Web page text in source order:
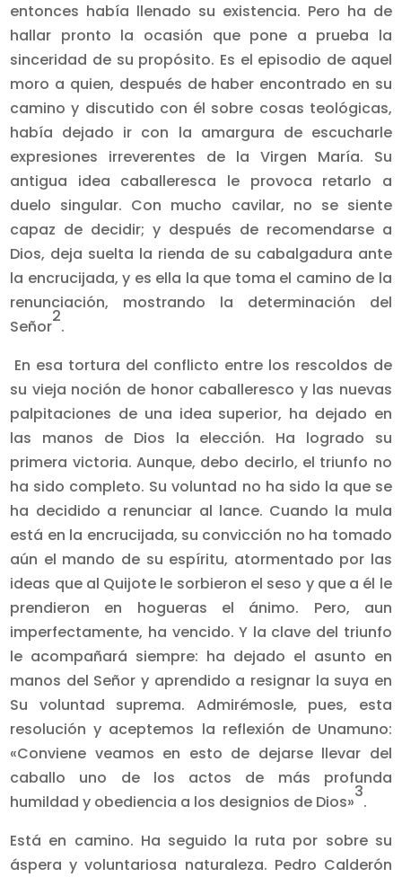
entonces había llenado su existencia. Pero ha de
hallar pronto la ocasión que pone a prueba la
sinceridad de su propósito. Es el episodio de aquel
moro a quien, después de haber encontrado en su
camino y discutido con él sobre cosas teológicas,
había dejado ir con la amargura de escucharle
expresiones irreverentes de la Virgen María. Su
antigua idea caballeresca le provoca retarlo a
duelo singular. Con mucho cavilar, no se siente
capaz de decidir; y después de recomendarse a
Dios, deja suelta la rienda de su cabalgadura ante
la encrucijada, y es ella la que toma el camino de la
renun­ciación, mostrando la determinación del
Señor
2
.
En esa tortura del conflicto entre los rescoldos de
su vieja noción de honor caballeresco y las nuevas
palpitaciones de una idea superior, ha dejado en
las manos de Dios la elección. Ha logrado su
primera victoria. Aunque, debo decirlo, el triunfo no
ha sido completo. Su voluntad no ha sido la que se
ha decidido a renunciar al lance. Cuando la mula
está en la encrucijada, su convicción no ha tomado
aún el mando de su espíritu, atormentado por las
ideas que al Quijote le sorbieron el seso y que a él le
prendieron en hogueras el ánimo. Pero, aun
imperfectamente, ha vencido. Y la clave del triunfo
le acompañará siempre: ha dejado el asunto en
manos del Señor y aprendido a resignar la suya en
Su voluntad suprema. Admirémosle, pues, esta
resolución y aceptemos la reflexión de Unamuno:
«Conviene veamos en esto de dejarse llevar del
caballo uno de los actos de más profunda
humildad y obediencia a los designios de Dios»
3
.
Está en camino. Ha seguido la ruta por sobre su
áspera y voluntariosa naturaleza. Pedro Calderón